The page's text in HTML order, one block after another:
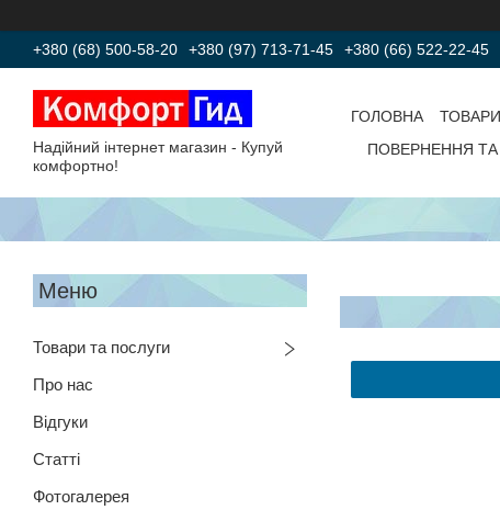
+380 (68) 500-58-20 +380 (97) 713-71-45 +380 (66) 522-22-45
Надійний інтернет магазин - Купуй
комфортно!
ГОЛОВНА
ПОВЕРНЕННЯ ТА
Товари та послуги
Про нас
Відгуки
Статті
Фотогалерея